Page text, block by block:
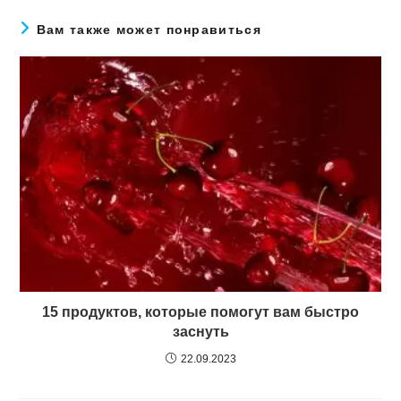
Вам также может понравиться
15 продуктов, которые помогут вам быстро
заснуть
22.09.2023